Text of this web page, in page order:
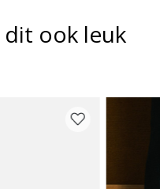
ook leuk